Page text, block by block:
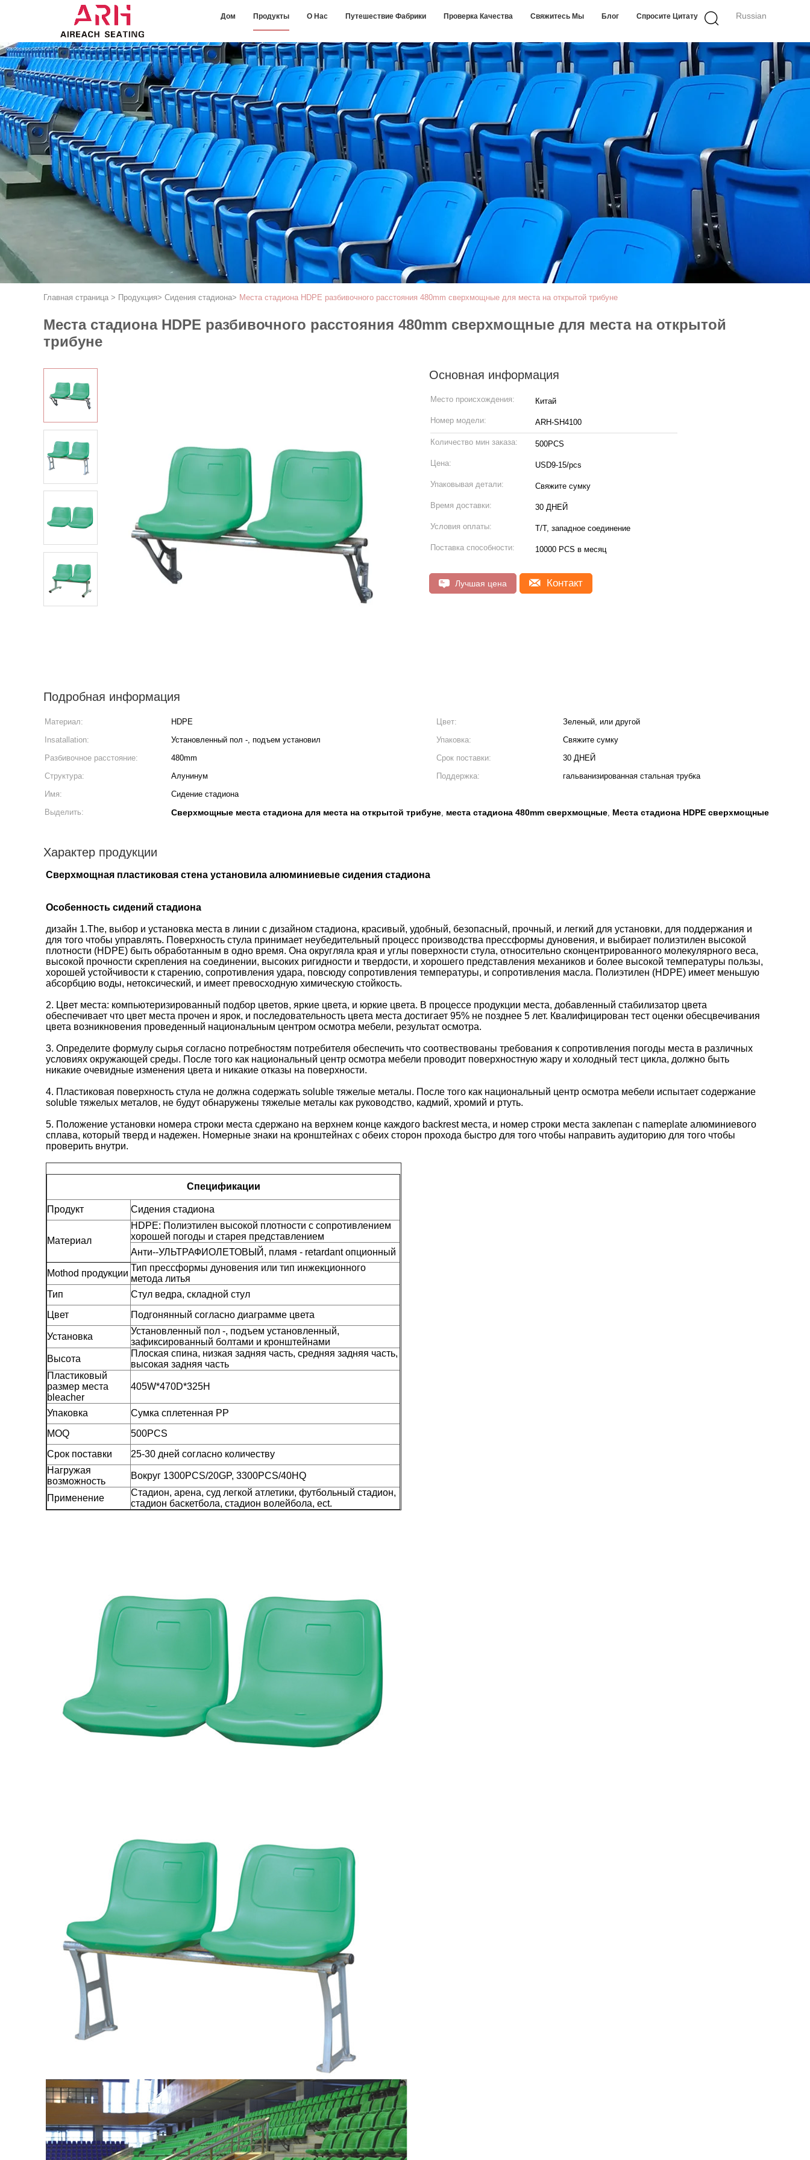
Russian
Дом Продукты О Нас Путешествие Фабрики Проверка Качества Свяжитесь Мы Блог Спросите Цитату
Главная страница > Продукция> Сидения стадиона> Места стадиона HDPE разбивочного расстояния 480mm сверхмощные для места на открытой трибуне
Места стадиона HDPE разбивочного расстояния 480mm сверхмощные для места на открытой
трибуне
Основная информация
Место происхождения: Китай
Номер модели: ARH-SH4100
Количество мин заказа: 500PCS
Цена: USD9-15/pcs
Упаковывая детали: Свяжите сумку
Время доставки: 30 ДНЕЙ
Условия оплаты: T/T, западное соединение
Поставка способности: 10000 PCS в месяц
Лучшая цена Контакт
Подробная информация
Материал: HDPE Цвет:
Зеленый, или другой
Insatallation:
Установленный пол -, подъем установил Упаковка:
Свяжите сумку
Разбивочное расстояние:
480mm Срок поставки:
30 ДНЕЙ
Структура:
Алунинум Поддержка:
гальванизированная стальная трубка
Имя:
Сидение стадиона
Выделить:
Сверхмощные места стадиона для места на открытой трибуне, места стадиона 480mm сверхмощные, Места стадиона HDPE сверхмощные
Характер продукции
Сверхмощная пластиковая стена установила алюминиевые сидения стадиона
Особенность сидений стадиона
дизайн 1.The, выбор и установка места в линии с дизайном стадиона, красивый, удобный, безопасный, прочный, и легкий для установки, для поддержания и
для того чтобы управлять. Поверхность стула принимает неубедительный процесс производства прессформы дуновения, и выбирает полиэтилен высокой
плотности (HDPE) быть обработанным в одно время. Она округляла края и углы поверхности стула, относительно сконцентрированного молекулярного веса,
высокой прочности скрепления на соединении, высоких ригидности и твердости, и хорошего представления механиков и более высокой температуры пользы,
хорошей устойчивости к старению, сопротивления удара, повсюду сопротивления температуры, и сопротивления масла. Полиэтилен (HDPE) имеет меньшую
абсорбцию воды, нетоксический, и имеет превосходную химическую стойкость.
2. Цвет места: компьютеризированный подбор цветов, яркие цвета, и юркие цвета. В процессе продукции места, добавленный стабилизатор цвета
обеспечивает что цвет места прочен и ярок, и последовательность цвета места достигает 95% не позднее 5 лет. Квалифицирован тест оценки обесцвечивания
цвета возникновения проведенный национальным центром осмотра мебели, результат осмотра.
3. Определите формулу сырья согласно потребностям потребителя обеспечить что соотвествованы требования к сопротивления погоды места в различных
условиях окружающей среды. После того как национальный центр осмотра мебели проводит поверхностную жару и холодный тест цикла, должно быть
никакие очевидные изменения цвета и никакие отказы на поверхности.
4. Пластиковая поверхность стула не должна содержать soluble тяжелые металы. После того как национальный центр осмотра мебели испытает содержание
soluble тяжелых металов, не будут обнаружены тяжелые металы как руководство, кадмий, хромий и ртуть.
5. Положение установки номера строки места сдержано на верхнем конце каждого backrest места, и номер строки места заклепан с nameplate алюминиевого
сплава, который тверд и надежен. Номерные знаки на кронштейнах с обеих сторон прохода быстро для того чтобы направить аудиторию для того чтобы
проверить внутри.
Спецификации
Продукт Сидения стадиона
Материал
HDPE: Полиэтилен высокой плотности с сопротивлением
хорошей погоды и старея представлением
Анти--УЛЬТРАФИОЛЕТОВЫЙ, пламя - retardant опционный
Mothod продукции
Тип прессформы дуновения или тип инжекционного
метода литья
Тип
Стул ведра, складной стул
Цвет
Подгонянный согласно диаграмме цвета
Установка
Установленный пол -, подъем установленный,
зафиксированный болтами и кронштейнами
Высота
Плоская спина, низкая задняя часть, средняя задняя часть,
высокая задняя часть
Пластиковый
размер места
bleacher
405W*470D*325H
Упаковка
Сумка сплетенная PP
MOQ
500PCS
Срок поставки
25-30 дней согласно количеству
Нагружая
возможность
Вокруг 1300PCS/20GP, 3300PCS/40HQ
Применение
Стадион, арена, суд легкой атлетики, футбольный стадион,
стадион баскетбола, стадион волейбола, ect.